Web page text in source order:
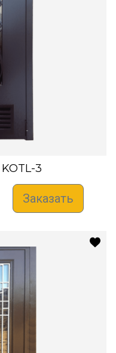
KOTL-3
Заказать